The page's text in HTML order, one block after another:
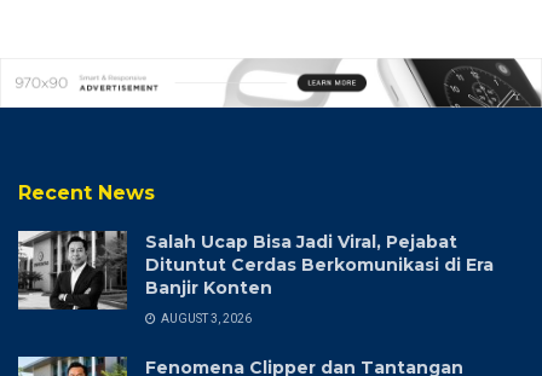
Recent News
Salah Ucap Bisa Jadi Viral, Pejabat
Dituntut Cerdas Berkomunikasi di Era
Banjir Konten
AUGUST 3, 2026
Fenomena Clipper dan Tantangan